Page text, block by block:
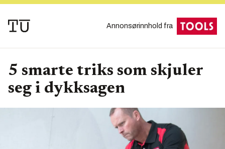
Annonsørinnhold fra
5 smarte triks som skjuler
seg i dykksagen